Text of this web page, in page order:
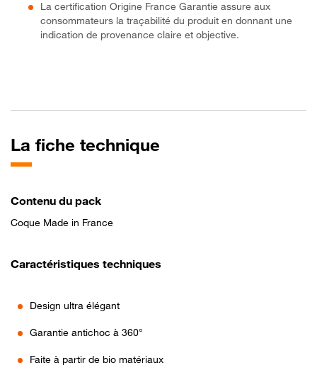
La certification Origine France Garantie assure aux
consommateurs la traçabilité du produit en donnant une
indication de provenance claire et objective.
La fiche technique
Contenu du pack
Coque Made in France
Caractéristiques techniques
Design ultra élégant
Garantie antichoc à 360°
Faite à partir de bio matériaux